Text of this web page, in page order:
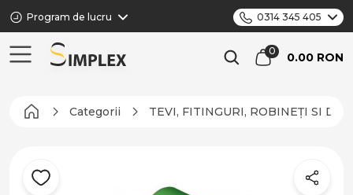
Program de lucru 0314 345 405
0.00 RON
Categorii TEVI, FITINGURI, ROBINEȚI SI